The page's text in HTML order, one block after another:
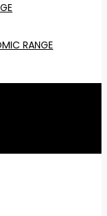
RANGE